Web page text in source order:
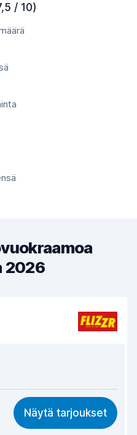
/ 10)
2026
8,7
9,0
Näytä tarjoukset